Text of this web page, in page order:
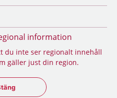
information
du inte ser regionalt innehåll
gäller just din region.
regionsväljaren